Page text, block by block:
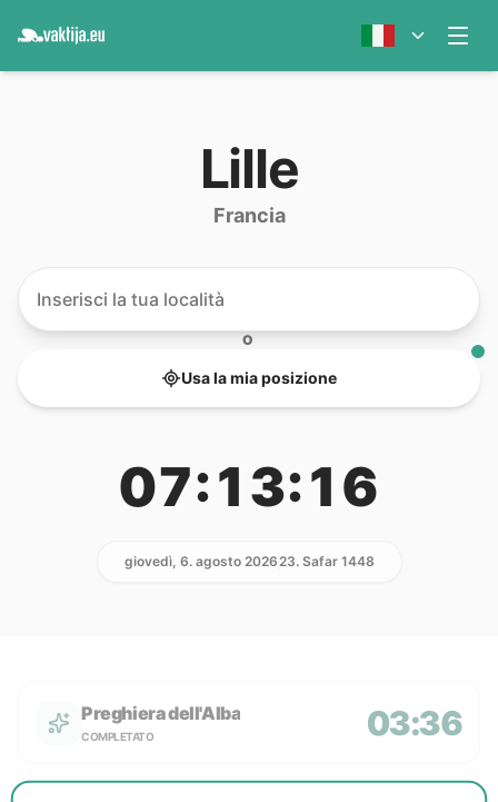
Lille
Francia
O
Usa la mia posizione
07:13:16
giovedì, 6. agosto 202623. Safar 1448
Preghiera dell'Alba
COMPLETATO 03:36